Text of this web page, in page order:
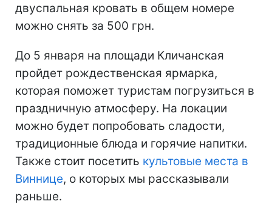
двуспальная кровать в общем номере
можно снять за 500 грн.
До 5 января на площади Кличанская
пройдет рождественская ярмарка,
которая поможет туристам погрузиться в
праздничную атмосферу. На локации
можно будет попробовать сладости,
традиционные блюда и горячие напитки.
Также стоит посетить культовые места в
Виннице, о которых мы рассказывали
раньше.